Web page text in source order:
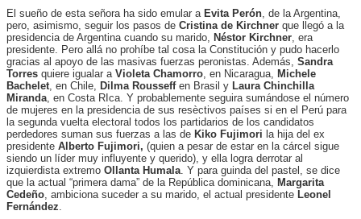
El sueño de esta señora ha sido emular a Evita Perón , de la Argentina,
pero, asimismo, seguir los pasos de Cristina de Kirchner que llegó a la
presidencia de Argentina cuando su marido, Néstor Kirchner , era
presidente. Pero allá no prohíbe tal cosa la Constitución y pudo hacerlo
gracias al apoyo de las masivas fuerzas peronistas. Además, Sandra
Torres quiere igualar a Violeta Chamorro , en Nicaragua, Michele
Bachelet , en Chile, Dilma Rousseff en Brasil y Laura Chinchilla
Miranda , en Costa RIca. Y probablemente seguira sumándose el número
de mujeres en la presidencia de sus resèctivos países si en el Perú para
la segunda vuelta electoral todos los partidarios de los candidatos
perdedores suman sus fuerzas a las de Kiko Fujimori la hija del ex
presidente Alberto Fujimori, (quien a pesar de estar en la cárcel sigue
siendo un líder muy influyente y querido), y ella logra derrotar al
izquierdista extremo Ollanta Humala . Y para guinda del pastel, se dice
que la actual “primera dama” de la República dominicana, Margarita
Cedeño , ambiciona suceder a su marido, el actual presidente Leonel
Fernández